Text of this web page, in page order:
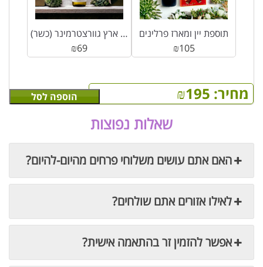
מחיר: ₪195 הוספה לסל
דרך ארץ גוורצטרמינר (כשר)
₪69
תוספת יין ומארז פרלינים
₪105
שאלות נפוצות
האם אתם עושים משלוחי פרחים מהיום-להיום?
לאילו אזורים אתם שולחים?
אפשר להזמין זר בהתאמה אישית?